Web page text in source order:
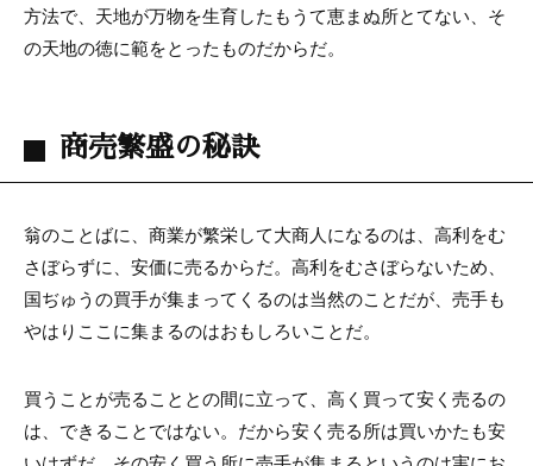
方法で、天地が万物を生育したもうて恵まぬ所とてない、そ
の天地の徳に範をとったものだからだ。
商売繁盛の秘訣
翁のことばに、商業が繁栄して大商人になるのは、高利をむ
さぼらずに、安価に売るからだ。高利をむさぼらないため、
国ぢゅうの買手が集まってくるのは当然のことだが、売手も
やはりここに集まるのはおもしろいことだ。
買うことが売ることとの間に立って、高く買って安く売るの
は、できることではない。だから安く売る所は買いかたも安